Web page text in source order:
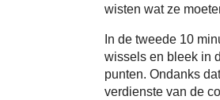
wisten wat ze
In de tweede 10
wissels en bleek in
punten. Ondanks
verdienste van de